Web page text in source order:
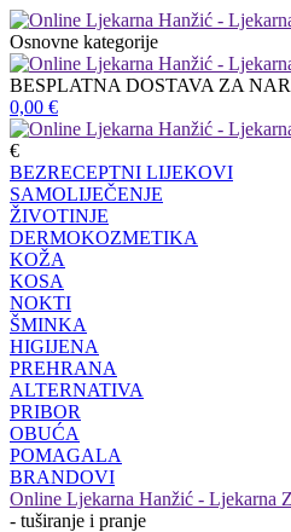
Osnovne kategorije
BESPLATNA DOSTAVA ZA
0,00 €
€
BEZRECEPTNI LIJEKOVI
SAMOLIJEČENJE
ŽIVOTINJE
DERMOKOZMETIKA
KOŽA
KOSA
NOKTI
ŠMINKA
HIGIJENA
PREHRANA
ALTERNATIVA
PRIBOR
OBUĆA
POMAGALA
BRANDOVI
Online Ljekarna Hanžić - Ljekarna
- tuširanje i pranje